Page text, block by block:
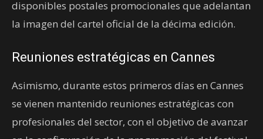
disponibles postales promocionales que adelantan
la imagen del cartel oficial de la décima edición.
Reuniones estratégicas en Cannes
Asimismo, durante estos primeros días en Cannes
se vienen mantenido reuniones estratégicas con
profesionales del sector, con el objetivo de avanzar